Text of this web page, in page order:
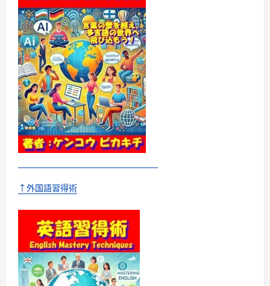
レ
ゼ
ン
ト
で
音
楽
の
楽
し
さ
を
味
わ
う！
EYS
音
楽
室
さ
に
読
む
↑外国語習得術